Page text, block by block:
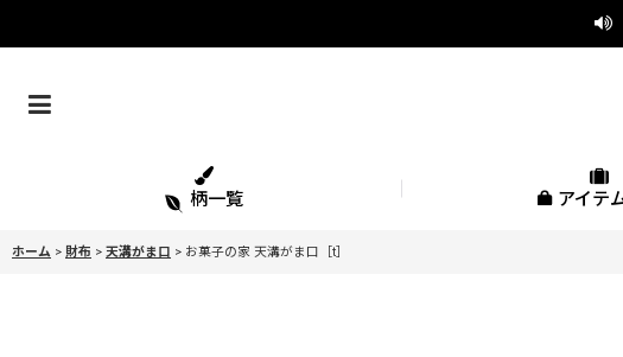
柄一覧 アイテ
ホーム > 財布 > 天溝がま口 > お菓子の家 天溝がま口［t］